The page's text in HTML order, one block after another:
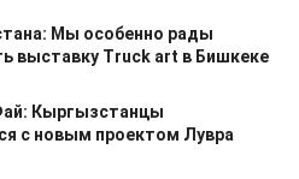
Мы особенно рады
выставку Truck art в Бишкеке
Кыргызстанцы
с новым проектом Лувра